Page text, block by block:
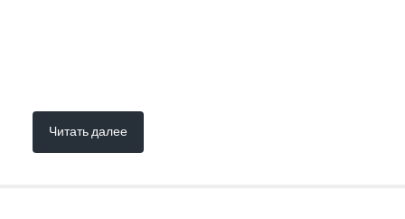
Читать далее